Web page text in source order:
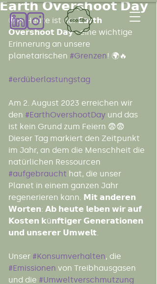
𝗘𝗮𝗿𝘁𝗵 𝗢𝘃𝗲𝗿𝘀𝗵𝗼𝗼𝘁 𝗗𝗮𝘆
🌍🔥 Heute ist der 𝗘𝗮𝗿𝘁𝗵
𝗢𝘃𝗲𝗿𝘀𝗵𝗼𝗼𝘁 𝗗𝗮𝘆 - eine wichtige
Erinnerung an unsere
planetarischen #Grenzen! 🌍🔥
#erdüberlastungstag
Am 2. August 2023 erreichen wir
den #EarthOvershootDay und das
ist kein Grund zum Feiern 😨😨
Dieser Tag markiert den Zeitpunkt
im Jahr, an dem die Menschheit die
natürlichen Ressourcen
#aufgebraucht hat, die unser
Planet in einem ganzen Jahr
regenerieren kann. 𝗠𝗶𝘁 𝗮𝗻𝗱𝗲𝗿𝗲𝗻
𝗪𝗼𝗿𝘁𝗲𝗻: 𝗔𝗯 𝗵𝗲𝘂𝘁𝗲 𝗹𝗲𝗯𝗲𝗻 𝘄𝗶𝗿 𝗮𝘂𝗳
𝗞𝗼𝘀𝘁𝗲𝗻 𝗸ü𝗻𝗳𝘁𝗶𝗴𝗲𝗿 𝗚𝗲𝗻𝗲𝗿𝗮𝘁𝗶𝗼𝗻𝗲𝗻
𝘂𝗻𝗱 𝘂𝗻𝘀𝗲𝗿𝗲𝗿 𝗨𝗺𝘄𝗲𝗹𝘁.
Unser #Konsumverhalten, die
#Emissionen von Treibhausgasen
und die #Umweltverschmutzung